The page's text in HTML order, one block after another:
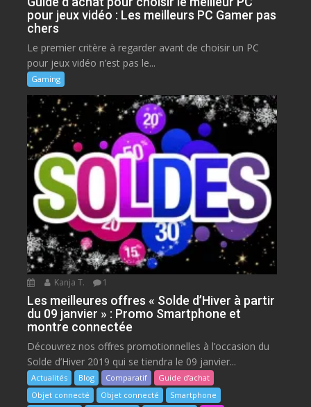
pour jeux vidéo : Les meilleurs PC Gamer pas
chers
Le premier critère à regarder avant de choisir un PC
pour jeux vidéo n’est pas le...
Gaming
Kanja T. 1
Les meilleures offres « Solde d’Hiver à partir
du 09 janvier » : Promo Smartphone et
montre connectée
Découvrez nos offres promotionnelles à l’occasion du
Solde d’Hiver 2019 qui se tiendra le 09 janvier...
Actualités Blog Comparatif
Guide d’achat
Objet connecté
Objet connecté
Smartphone